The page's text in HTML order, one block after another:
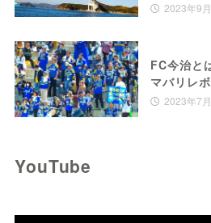
2023年9
FC今治と
マバリレ
2023年7
YouTube